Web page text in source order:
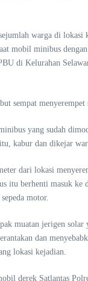
warga di lokasi
mobil minibus
di Kelurahan
sempat menyerempet
yang sudah
kabur dan dikejar
dari lokasi
itu berhenti masuk ke
motor.
muatan jerigen solar
dan
lokasi kejadian.
derek Satlantas